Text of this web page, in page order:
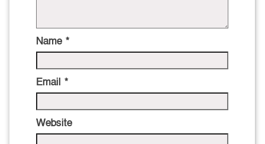
Name *
Email *
Website